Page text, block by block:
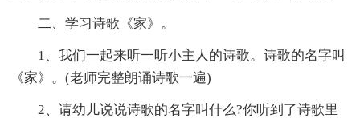
二、学习诗歌《家》。
1、我们一起来听一听小主人的诗歌。诗歌的名字叫
《家》。(老师完整朗诵诗歌一遍)
2、请幼儿说说诗歌的名字叫什么?你听到了诗歌里